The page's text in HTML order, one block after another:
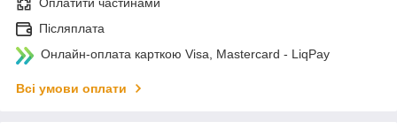
Оплатити частинами
Післяплата
Онлайн-оплата карткою Visa, Mastercard - LiqPay
Всі умови оплати